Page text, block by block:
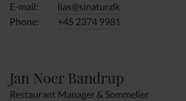
E-mail:
lias@sinatur.dk
Phone:
+45 2374 9981
Jan Noer Bandrup
Restaurant Manager & Sommelier